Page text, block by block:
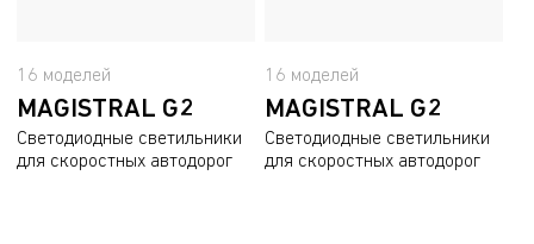
16 моделей
MAGISTRAL G2
Светодиодные светильники
для скоростных автодорог
16 моделей
MAGISTRAL G2
Светодиодные светильники
для скоростных автодорог